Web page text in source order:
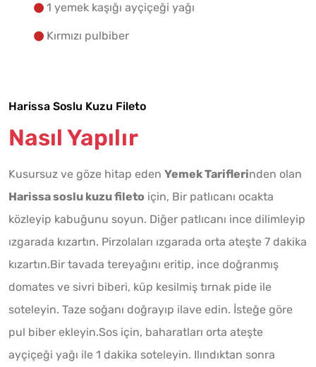
1 yemek kaşığı ayçiçeği yağı
Kırmızı pulbiber
Harissa Soslu Kuzu Fileto
Nasıl Yapılır
Kusursuz ve göze hitap eden Yemek Tariflerinden olan
Harissa soslu kuzu fileto için, Bir patlıcanı ocakta
közleyip kabuğunu soyun. Diğer patlıcanı ince dilimleyip
ızgarada kızartın. Pirzolaları ızgarada orta ateşte 7 dakika
kızartın.Bir tavada tereyağını eritip, ince doğranmış
domates ve sivri biberi, küp kesilmiş tırnak pide ile
soteleyin. Taze soğanı doğrayıp ilave edin. İsteğe göre
pul biber ekleyin.Sos için, baharatları orta ateşte
ayçiçeği yağı ile 1 dakika soteleyin. Ilındıktan sonra